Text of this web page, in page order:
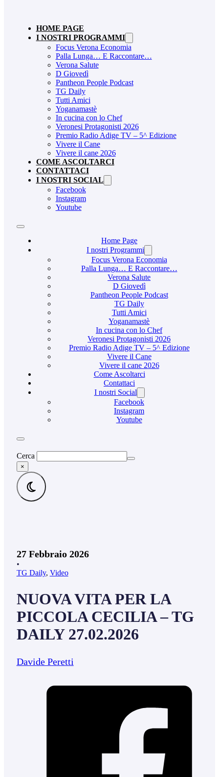
HOME PAGE
I NOSTRI PROGRAMMI
Focus Verona Economia
Palla Lunga… E Raccontare…
Verona Salute
D Giovedì
Pantheon People Podcast
TG Daily
Tutti Amici
Yoganamastè
In cucina con lo Chef
Veronesi Protagonisti 2026
Premio Radio Adige TV – 5^ Edizione
Vivere il Cane
Vivere il cane 2026
COME ASCOLTARCI
CONTATTACI
I NOSTRI SOCIAL
Facebook
Instagram
Youtube
Home Page
I nostri Programmi
Focus Verona Economia
Palla Lunga… E Raccontare…
Verona Salute
D Giovedì
Pantheon People Podcast
TG Daily
Tutti Amici
Yoganamastè
In cucina con lo Chef
Veronesi Protagonisti 2026
Premio Radio Adige TV – 5^ Edizione
Vivere il Cane
Vivere il cane 2026
Come Ascoltarci
Contattaci
I nostri Social
Facebook
Instagram
Youtube
Cerca
×
27 Febbraio 2026
•
TG Daily, Video
NUOVA VITA PER LA
PICCOLA CECILIA – TG
DAILY 27.02.2026
Davide Peretti